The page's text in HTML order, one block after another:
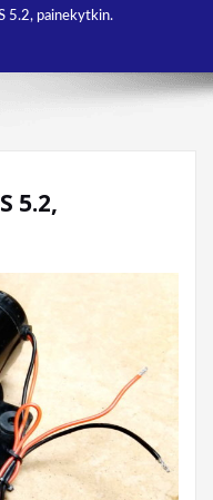
5.2, painekytkin.
5.2,